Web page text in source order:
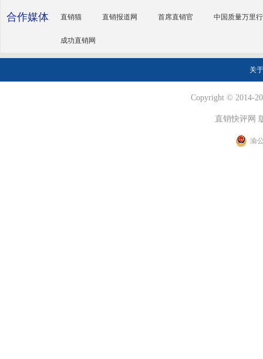
合作媒体 直销猫 直销报道网 首席直销官 中国质量万里行
成功直销网
关
Copyright © 2014-
直销快评网
渝